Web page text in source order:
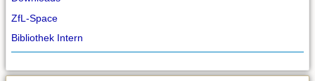
ZfL-Space
Bibliothek Intern